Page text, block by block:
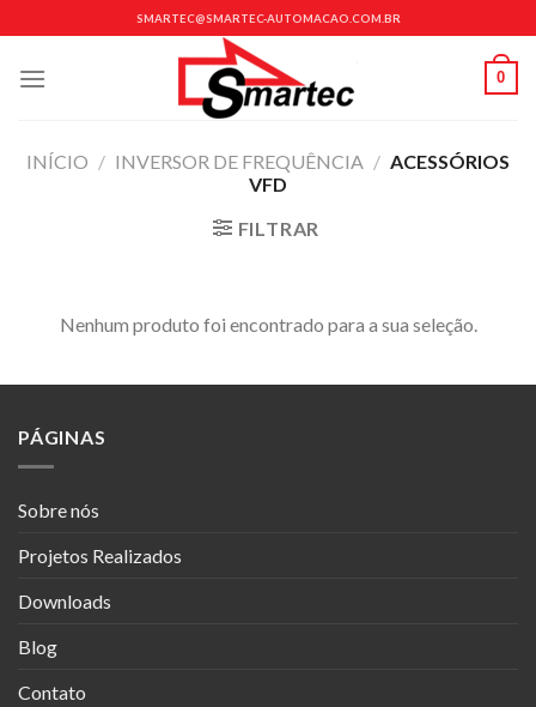
to
content
SMARTEC@SMARTEC-AUTOMACAO.COM.BR
0
INÍCIO / INVERSOR DE FREQUÊNCIA / ACESSÓRIOS
VFD
FILTRAR
Nenhum produto foi encontrado para a sua seleção.
PÁGINAS
Sobre nós
Projetos Realizados
Downloads
Blog
Contato